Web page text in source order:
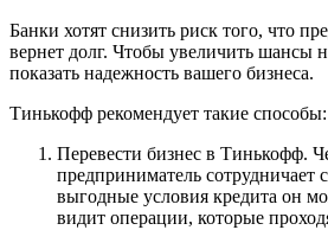
Банки хотят снизить риск того, что
вернет долг. Чтобы увеличить шансы
показать надежность вашего бизнеса.
Тинькофф рекомендует такие способы:
Перевести бизнес в Тинькофф.
предприниматель сотрудничает
выгодные условия кредита он
видит операции, которые